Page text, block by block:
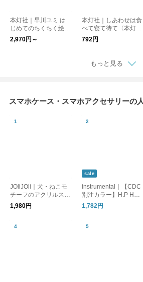
本灯社｜早川ユミ は
じめてのちくちく絵本
／早川ユミ〈本灯社の
本〉
2,970円～
本灯社｜しあわせは食
べて寝て待て〈本灯社
の本〉
792円
もっと見る
スマホケース・スマホアクセサリーの
JOliJOli｜犬・ねこモ
チーフのアクリルスマ
ホグリップ / スマホス
タンド [ゆうパケット
1,980円
sale
instrumental｜【CDC
別注カラー】H.P HAN
D STRAP/スマホ用ハ
ンドストラップ
1,782円